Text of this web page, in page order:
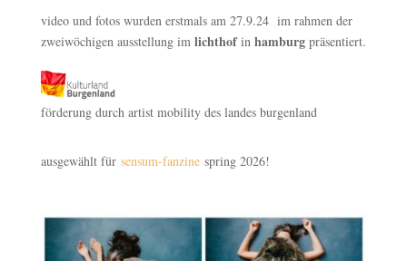
video und fotos wurden erstmals am 27.9.24 im rahmen der
zweiwöchigen ausstellung im lichthofinhamburgpräsentiert.
förderung durch artist mobility des landes burgenland
ausgewählt für sensum-fanzinespring 2026!